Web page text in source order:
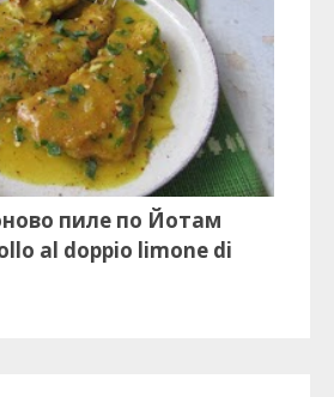
пиле по Йотам
al doppio limone di